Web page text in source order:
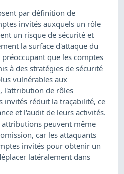
par définition de
invités auxquels un rôle
un risque de sécurité et
la surface d'attaque du
que les comptes
à des stratégies de sécurité
vulnérables aux
l'attribution de rôles
invités réduit la traçabilité, ce
et l'audit de leurs activités.
attributions peuvent même
car les attaquants
invités pour obtenir un
latéralement dans